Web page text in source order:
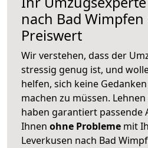
nach Bad Wimpfen
Preiswert
Wir verstehen, dass der
stressig genug ist, und
helfen, sich keine
machen zu müssen.
haben garantiert passende
Ihnen ohne Probleme mit
Leverkusen nach Bad